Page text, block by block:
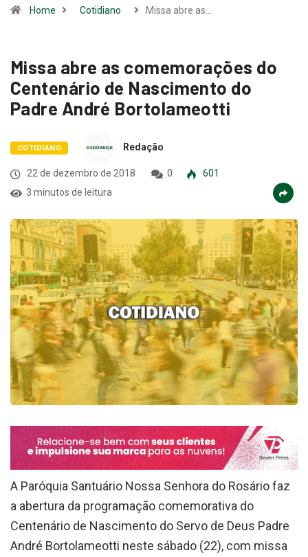
Home Cotidiano Missa abre as…
Missa abre as comemorações do
Centenário de Nascimento do
Padre André Bortolameotti
COTIDIANO Redação
22 de dezembro de 2018 0
601
3 minutos de leitura
A Paróquia Santuário Nossa Senhora do Rosário faz
a abertura da programação comemorativa do
Centenário de Nascimento do Servo de Deus Padre
André Bortolameotti neste sábado (22), com missa